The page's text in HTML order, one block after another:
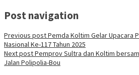
Post navigation
Previous postPemda Koltim Gelar Upacara
Nasional Ke-117 Tahun 2025
Next postPemprov Sultra dan Koltim
Jalan Polipolia-Bou